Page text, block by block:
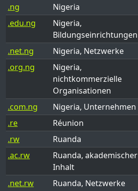
.ng
Nigeria
.edu.ng
Nigeria,
Bildungseinrichtungen
.net.ng Nigeria, Netzwerke
.org.ng
Nigeria,
nichtkommerzielle
Organisationen
.com.ng Nigeria, Unternehmen
.re
Réunion
.rw
Ruanda
.ac.rw
Ruanda, akademischer
Inhalt
.net.rw Ruanda, Netzwerke